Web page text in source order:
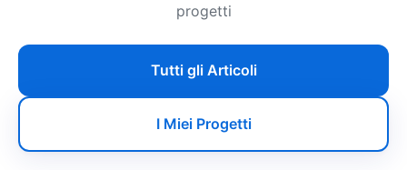
progetti
Tutti gli Articoli
I Miei Progetti